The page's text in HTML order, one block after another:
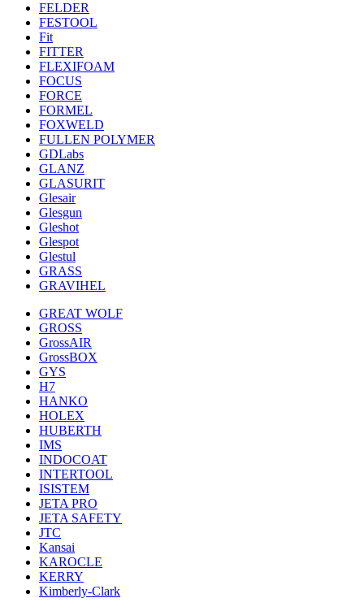
FELDER
FESTOOL
Fit
FITTER
FLEXIFOAM
FOCUS
FORCE
FORMEL
FOXWELD
FULLEN POLYMER
GDLabs
GLANZ
GLASURIT
Glesair
Glesgun
Gleshot
Glespot
Glestul
GRASS
GRAVIHEL
GREAT WOLF
GROSS
GrossAIR
GrossBOX
GYS
H7
HANKO
HOLEX
HUBERTH
IMS
INDOCOAT
INTERTOOL
ISISTEM
JETA PRO
JETA SAFETY
JTC
Kansai
KAROCLE
KERRY
Kimberly-Clark